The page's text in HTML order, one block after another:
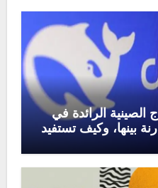
الصينية الرائدة في
بينها، وكيف تستفيد